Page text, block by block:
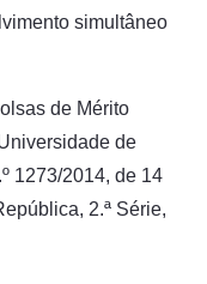
simultâneo
de Mérito
de
1273/2014, de 14
2.ª Série,